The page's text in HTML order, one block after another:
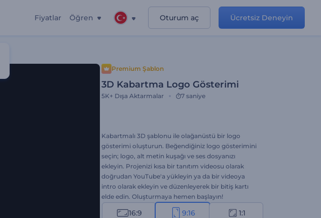
Fiyatlar Öğren Oturum aç Ücretsiz Deneyin
Premium Şablon
3D Kabartma Logo Gösterimi
5K+ Dışa Aktarmalar 7 saniye
Kabartmalı 3D şablonu ile olağanüstü bir logo
gösterimi oluşturun. Beğendiğiniz logo gösterimini
seçin; logo, alt metin kuşağı ve ses dosyanızı
ekleyin. Projenizi kısa bir tanıtım videosu olarak
doğrudan YouTube'a yükleyin ya da bir videoya
intro olarak ekleyin ve düzenleyerek bir bitiş kartı
elde edin. Oluşturmaya hemen başlayın!
16:9 9:16 1:1